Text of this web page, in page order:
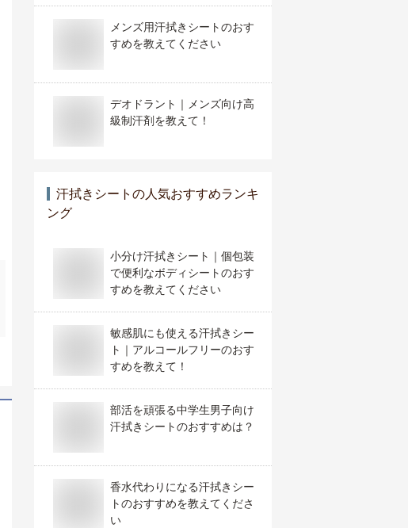
メンズ用汗拭きシートのおす
すめを教えてください
デオドラント｜メンズ向け高
級制汗剤を教えて！
汗拭きシート の人気おすすめランキ
ング
小分け汗拭きシート｜個包装
で便利なボディシートのおす
すめを教えてください
敏感肌にも使える汗拭きシー
ト｜アルコールフリーのおす
すめを教えて！
部活を頑張る中学生男子向け
汗拭きシートのおすすめは？
香水代わりになる汗拭きシー
トのおすすめを教えてくださ
い